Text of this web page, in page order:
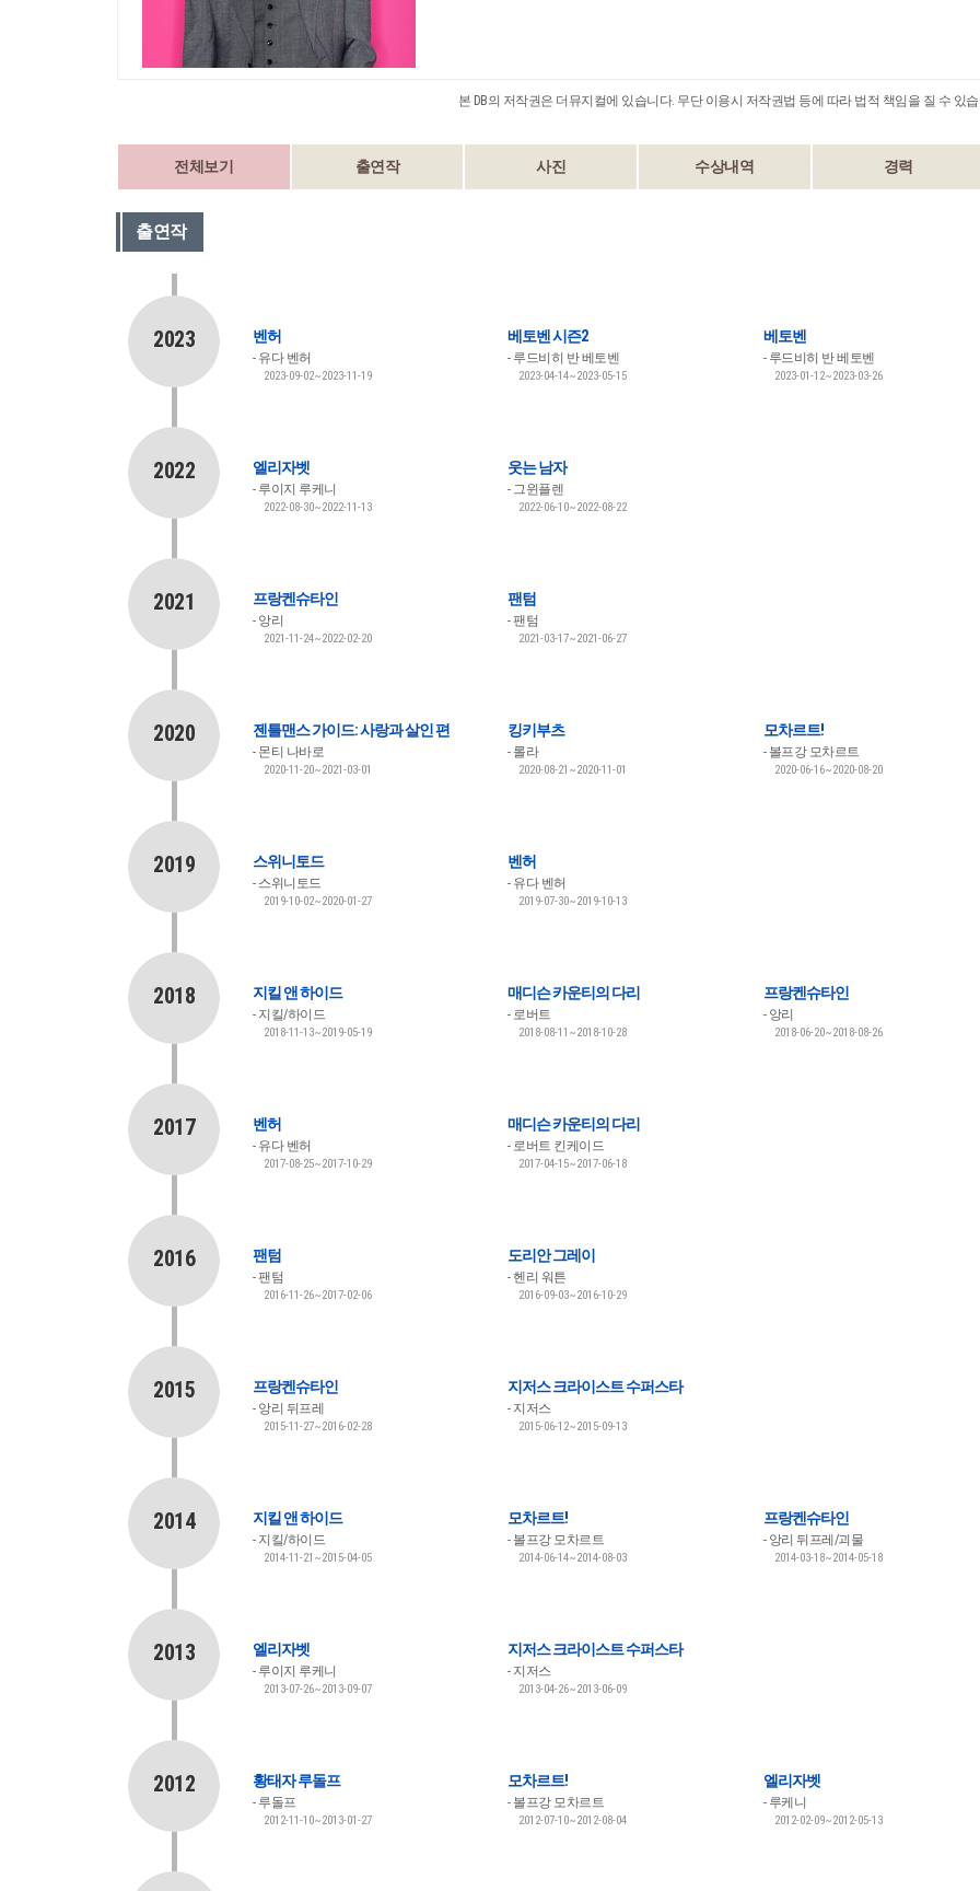
본 DB의 저작권은 더뮤지컬에 있습니다. 무단 이용시 저작권법 등에 따라 법적 책임을 질 수 있습
전체보기 출연작 사진 수상내역 경력
출연작
2023 벤허
유다 벤허
2023-09-02~2023-11-19
베토벤 시즌2
루드비히 반 베토벤
2023-04-14~2023-05-15
베토벤
루드비히 반 베토벤
2023-01-12~2023-03-26
2022 엘리자벳
루이지 루케니
2022-08-30~2022-11-13
웃는 남자
그윈플렌
2022-06-10~2022-08-22
2021 프랑켄슈타인
앙리
2021-11-24~2022-02-20
팬텀
팬텀
2021-03-17~2021-06-27
2020 젠틀맨스 가이드: 사랑과 살인 편
몬티 나바로
2020-11-20~2021-03-01
킹키부츠
롤라
2020-08-21~2020-11-01
모차르트!
볼프강 모차르트
2020-06-16~2020-08-20
2019 스위니토드
스위니토드
2019-10-02~2020-01-27
벤허
유다 벤허
2019-07-30~2019-10-13
2018 지킬 앤 하이드
지킬/하이드
2018-11-13~2019-05-19
매디슨 카운티의 다리
로버트
2018-08-11~2018-10-28
프랑켄슈타인
앙리
2018-06-20~2018-08-26
2017 벤허
유다 벤허
2017-08-25~2017-10-29
매디슨 카운티의 다리
로버트 킨케이드
2017-04-15~2017-06-18
2016 팬텀
팬텀
2016-11-26~2017-02-06
도리안 그레이
헨리 워튼
2016-09-03~2016-10-29
2015 프랑켄슈타인
앙리 뒤프레
2015-11-27~2016-02-28
지저스 크라이스트 수퍼스타
지저스
2015-06-12~2015-09-13
2014 지킬 앤 하이드
지킬/하이드
2014-11-21~2015-04-05
모차르트!
볼프강 모차르트
2014-06-14~2014-08-03
프랑켄슈타인
앙리 뒤프레/괴물
2014-03-18~2014-05-18
2013 엘리자벳
루이지 루케니
2013-07-26~2013-09-07
지저스 크라이스트 수퍼스타
지저스
2013-04-26~2013-06-09
2012 황태자 루돌프
루돌프
2012-11-10~2013-01-27
모차르트!
볼프강 모차르트
2012-07-10~2012-08-04
엘리자벳
루케니
2012-02-09~2012-05-13